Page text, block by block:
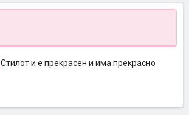
Стилот и е прекрасен и има прекрасно